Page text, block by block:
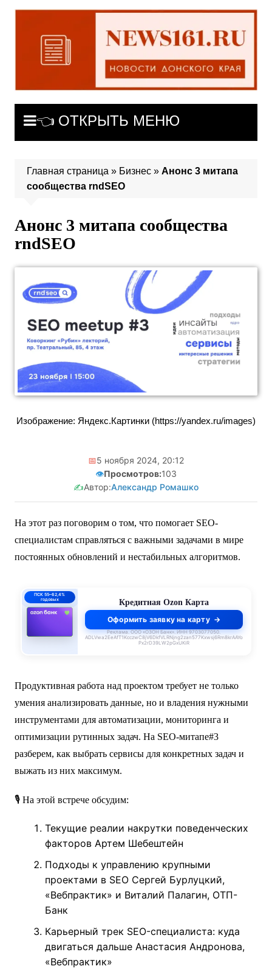
Перейти
содержимому
👈 ОТКРЫТЬ МЕНЮ
Главная страница » Бизнес» Анонс 3 митапа
сообщества rndSEO
Анонс 3 митапа сообщества
rndSEO
Изображение: Яндекс.Картинки (https://yandex.ru/images)
📅5 ноября 2024, 20:12
👁️Просмотров:103
✍️Автор:Александр Ромашко
На этот раз поговорим о том, что помогает SEO-
специалистам справляться с важными задачами в мире
постоянных обновлений и нестабильных алгоритмов.
ПСК 55–62,4%
годовых
Кредитная Ozon Карта
Оформить заявку на карту
Реклама. ООО «ОЗОН Банк». ИНН 9703077050.
ADLVwa2EeAfT1KcczwC8jV6DkfVLRNjng2zan577Kxwsj6Rm8krAAYo
Px2rD39LW2pGxUKiR
Продуктивная работа над проектом требует не только
умения анализировать данные, но и владения нужными
инструментами для автоматизации, мониторинга и
оптимизации рутинных задач. На SEO-митапе#3
разберем, как выбрать сервисы для конкретных задач и
выжать из них максимум.
🎙 На этой встрече обсудим:
Текущие реалии накрутки поведенческих
факторов Артем Шебештейн
Подходы к управлению крупными
проектами в SEO Сергей Бурлуцкий,
«Вебпрактик» и Виталий Палагин, ОТП-
Банк
Карьерный трек SEO-специалиста: куда
двигаться дальше Анастасия Андронова,
«Вебпрактик»